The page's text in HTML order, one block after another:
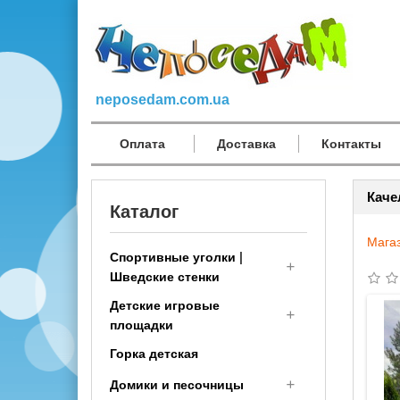
neposedam.com.ua
Оплата Доставка Контакты
Каталог
Спортивные уголки |
Шведские стенки
Спортивный комплекс
детям (малышам с 1 года)
Шведская стенка
Детские игровые
площадки
Деревянные детские
Горка детская
Домики и песочницы